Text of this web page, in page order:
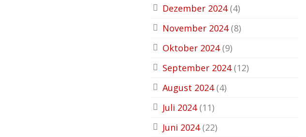
Dezember 2024(4)
November 2024(8)
Oktober 2024(9)
September 2024(12)
August 2024(4)
Juli 2024(11)
Juni 2024(22)